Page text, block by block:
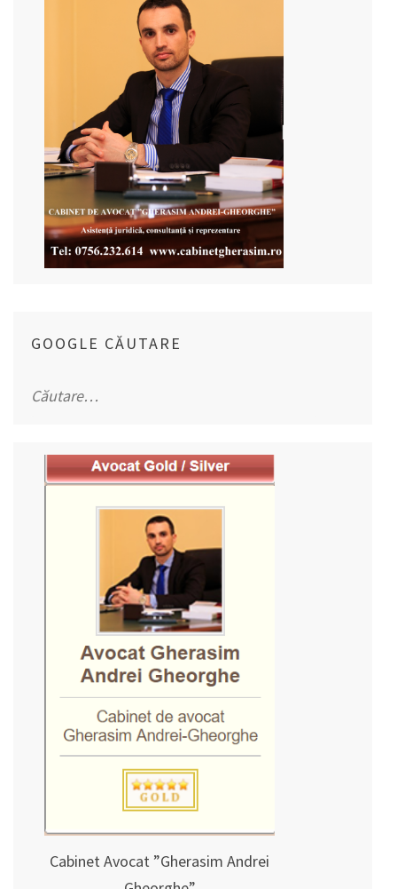
GOOGLE CĂUTARE
după:
Cabinet Avocat ”Gherasim Andrei